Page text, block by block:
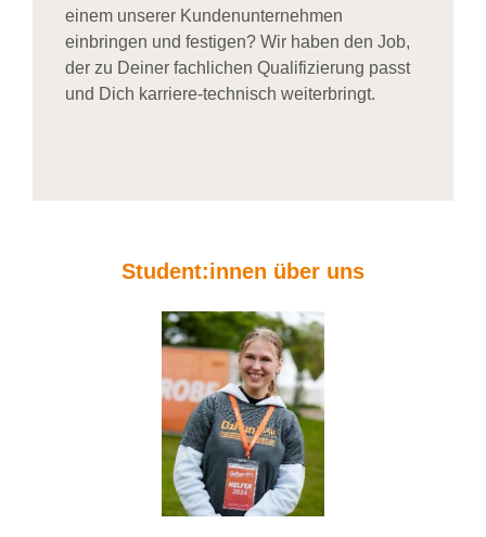
einem unserer Kundenunternehmen
einbringen und festigen? Wir haben den Job,
der zu Deiner fachlichen Qualifizierung passt
und Dich karriere-technisch weiterbringt.
Student:innen über uns